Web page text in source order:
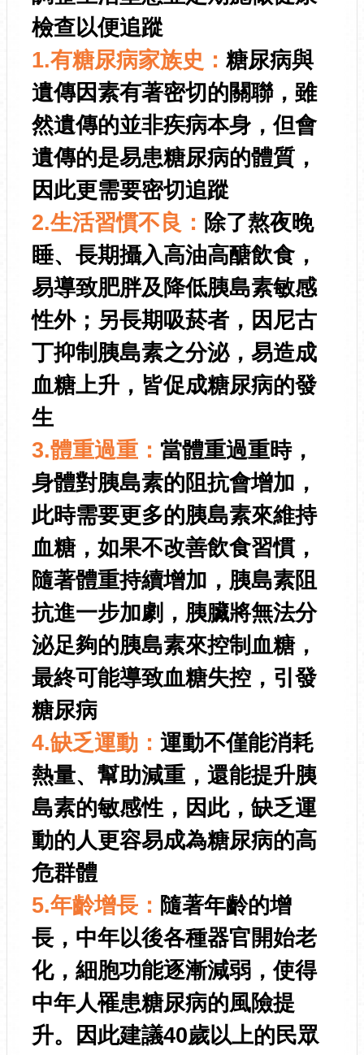
檢查以便追蹤
1.有糖尿病家族史： 糖尿病與
遺傳因素有著密切的關聯，雖
然遺傳的並非疾病本身，但會
遺傳的是易患糖尿病的體質，
因此更需要密切追蹤
2.生活習慣不良： 除了熬夜晚
睡、長期攝入高油高醣飲食，
易導致肥胖及降低胰島素敏感
性外；另長期吸菸者，因尼古
丁抑制胰島素之分泌，易造成
血糖上升，皆促成糖尿病的發
生
3.體重過重： 當體重過重時，
身體對胰島素的阻抗會增加，
此時需要更多的胰島素來維持
血糖，如果不改善飲食習慣，
隨著體重持續增加，胰島素阻
抗進一步加劇，胰臟將無法分
泌足夠的胰島素來控制血糖，
最終可能導致血糖失控，引發
糖尿病
4.缺乏運動： 運動不僅能消耗
熱量、幫助減重，還能提升胰
島素的敏感性，因此，缺乏運
動的人更容易成為糖尿病的高
危群體
5.年齡增長： 隨著年齡的增
長，中年以後各種器官開始老
化，細胞功能逐漸減弱，使得
中年人罹患糖尿病的風險提
升。因此建議40歲以上的民眾